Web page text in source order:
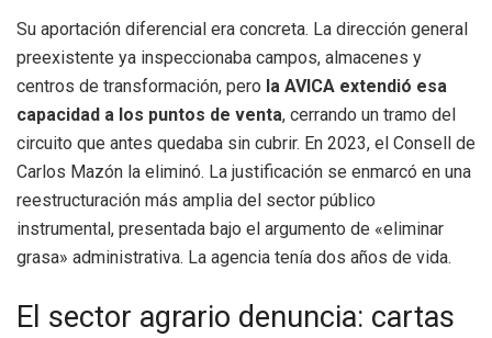
Su aportación diferencial era concreta. La dirección general
preexistente ya inspeccionaba campos, almacenes y
centros de transformación, pero la AVICA extendió esa
capacidad a los puntos de venta, cerrando un tramo del
circuito que antes quedaba sin cubrir. En 2023, el Consell de
Carlos Mazón la eliminó. La justificación se enmarcó en una
reestructuración más amplia del sector público
instrumental, presentada bajo el argumento de «eliminar
grasa» administrativa. La agencia tenía dos años de vida.
El sector agrario denuncia: cartas